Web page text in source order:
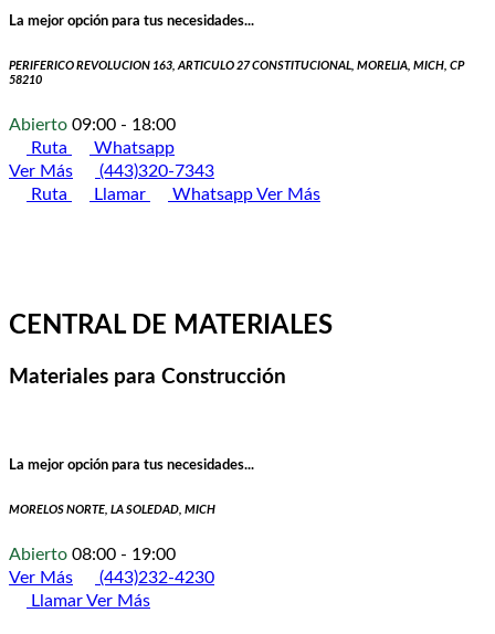
La mejor opción para tus necesidades...
PERIFERICO REVOLUCION 163, ARTICULO 27 CONSTITUCIONAL, MORELIA, MICH, CP
58210
Abierto 09:00 - 18:00
Ruta
Whatsapp
Ver Más
(443)320-7343
Ruta
Llamar WhatsappVer Más
CENTRAL DE MATERIALES
Materiales para Construcción
La mejor opción para tus necesidades...
MORELOS NORTE, LA SOLEDAD, MICH
Abierto 08:00 - 19:00
Ver Más
(443)232-4230
LlamarVer Más